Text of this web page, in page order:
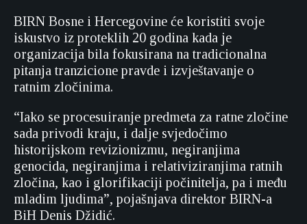
BIRN Bosne i Hercegovine će koristiti svoje
iskustvo iz proteklih 20 godina kada je
organizacija bila fokusirana na tradicionalna
pitanja tranzicione pravde i izvještavanje o
ratnim zločinima.
“Iako se procesuiranje predmeta za ratne zločine
sada privodi kraju, i dalje svjedočimo
historijskom revizionizmu, negiranjima
genocida, negiranjima i relativiziranjima ratnih
zločina, kao i glorifikaciji počinitelja, pa i među
mladim ljudima”, pojašnjava direktor BIRN-a
BiH Denis Džidić.